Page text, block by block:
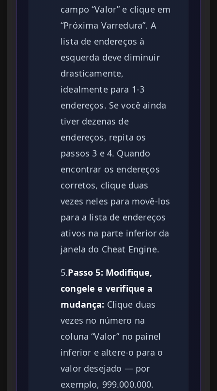
campo “Valor” e clique em
“Próxima Varredura”. A
lista de endereços à
esquerda deve diminuir
drasticamente,
idealmente para 1-3
endereços. Se você ainda
tiver dezenas de
endereços, repita os
passos 3 e 4. Quando
encontrar os endereços
corretos, clique duas
vezes neles para movê-los
para a lista de endereços
ativos na parte inferior da
janela do Cheat Engine.
5.Passo 5: Modifique,
congele e verifique a
mudança: Clique duas
vezes no número na
coluna “Valor” no painel
inferior e altere-o para o
valor desejado — por
exemplo, 999.000.000.